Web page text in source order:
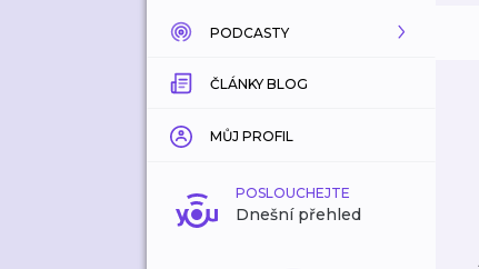
PODCASTY
KATALOG
KATEGORIE
ZÁLOŽKY
ČLÁNKY BLOG
MŮJ PROFIL
POSLOUCHEJTE
Dnešní přehled